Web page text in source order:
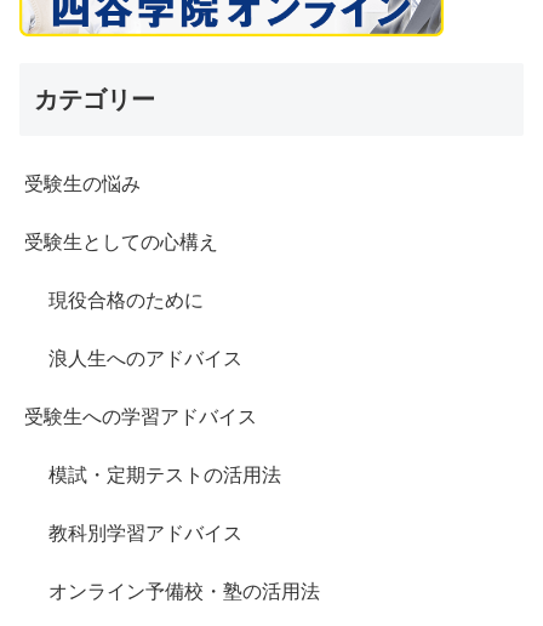
カテゴリー
受験生の悩み
受験生としての心構え
現役合格のために
浪人生へのアドバイス
受験生への学習アドバイス
模試・定期テストの活用法
教科別学習アドバイス
オンライン予備校・塾の活用法